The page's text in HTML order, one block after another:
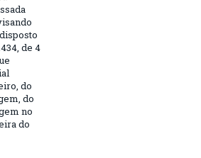
de 4
do
do
no
do